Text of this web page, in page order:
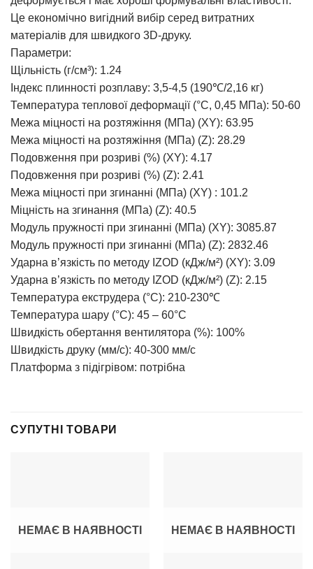
Це економічно вигідний вибір серед витратних
матеріалів для швидкого 3D-друку.
Параметри:
Щільність (г/см³): 1.24
Індекс плинності розплаву: 3,5-4,5 (190℃/2,16 кг)
Температура теплової деформації (°C, 0,45 МПа): 50-60
Межа міцності на розтяжіння (МПа) (XY): 63.95
Межа міцності на розтяжіння (МПа) (Z): 28.29
Подовження при розриві (%) (XY): 4.17
Подовження при розриві (%) (Z): 2.41
Межа міцності при згинанні (МПа) (XY) : 101.2
Міцність на згинання (МПа) (Z): 40.5
Модуль пружності при згинанні (МПа) (XY): 3085.87
Модуль пружності при згинанні (МПа) (Z): 2832.46
Ударна в’язкість по методу IZOD (кДж/м²) (XY): 3.09
Ударна в’язкість по методу IZOD (кДж/м²) (Z): 2.15
Температура екструдера (°C): 210-230℃
Температура шару (°C): 45 – 60°C
Швидкість обертання вентилятора (%): 100%
Швидкість друку (мм/с): 40-300 мм/с
Платформа з підігрівом: потрібна
СУПУТНІ ТОВАРИ
НЕМАЄ В НАЯВНОСТІ НЕМАЄ В НАЯВНОСТІ